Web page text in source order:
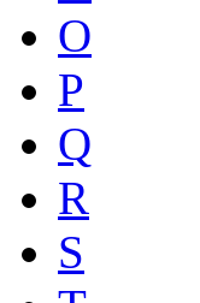
O
P
Q
R
S